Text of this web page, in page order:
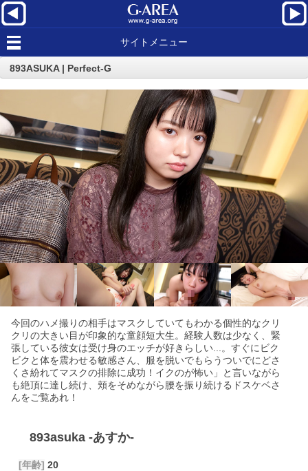
サイトメニュー
893ASUKA | Perfect-G
今回のハメ撮りの相手はマスクしていてもわかる個性的なクリ
クリの大きい目が印象的な童顔短大生。経験人数は少なく、緊
張している彼女は受け身のエッチが好きらしい...。すぐにビク
ビクと体を震わせる敏感さん、服を脱いでもらうついでにどさ
くさ紛れてマスクの排除に成功！イクのが怖い」と言いながら
も絶頂に達し続け、頬をそめながら腰を振り続けるドスケベさ
んをご覧あれ！
893asuka -あすか-
[年齢] 20